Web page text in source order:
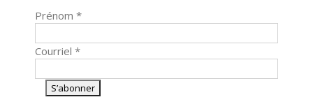
Prénom *
Courriel *